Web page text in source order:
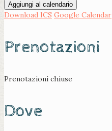
Aggiungi al calendario
Download ICS Google Calendar
Prenotazioni
Prenotazioni chiuse
Dove